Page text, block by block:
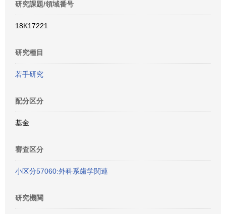
研究課題/領域番号
18K17221
研究種目
若手研究
配分区分
基金
審査区分
小区分57060:外科系歯学関連
研究機関